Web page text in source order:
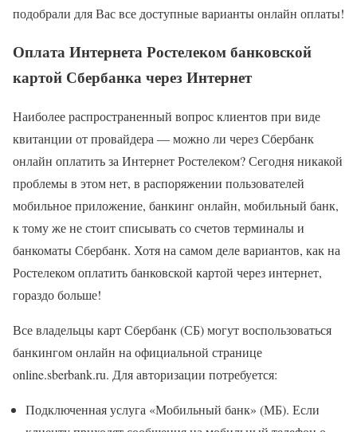
подобрали для Вас все доступные варианты онлайн оплаты!
Оплата Интернета Ростелеком банковской
картой Сбербанка через Интернет
Наиболее распространенный вопрос клиентов при виде
квитанции от провайдера — можно ли через Сбербанк
онлайн оплатить за Интернет Ростелеком? Сегодня никакой
проблемы в этом нет, в распоряжении пользователей
мобильное приложение, банкинг онлайн, мобильный банк,
к тому же не стоит списывать со счетов терминалы и
банкоматы Сбербанк. Хотя на самом деле вариантов, как на
Ростелеком оплатить банковской картой через интернет,
гораздо больше!
Все владельцы карт Сбербанк (СБ) могут воспользоваться
банкингом онлайн на официальной странице
online.sberbank.ru. Для авторизации потребуется:
Подключенная услуга «Мобильный банк» (МБ). Если